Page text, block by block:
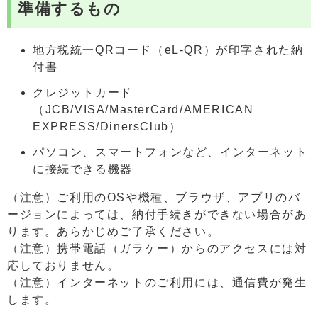
準備するもの
地方税統一QRコード（eL-QR）が印字された納
付書
クレジットカード
（JCB/VISA/MasterCard/AMERICAN
EXPRESS/DinersClub）
パソコン、スマートフォンなど、インターネット
に接続できる機器
（注意）ご利用のOSや機種、ブラウザ、アプリのバ
ージョンによっては、納付手続きができない場合があ
ります。あらかじめご了承ください。
（注意）携帯電話（ガラケー）からのアクセスには対
応しておりません。
（注意）インターネットのご利用には、通信費が発生
します。